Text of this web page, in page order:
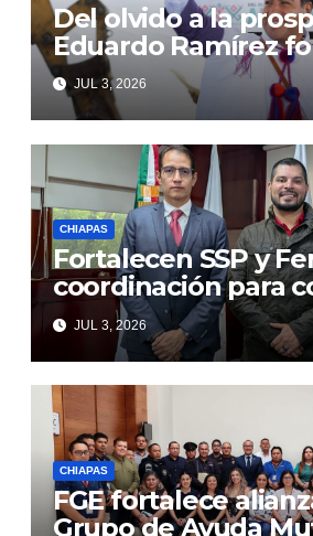
Del olvido a la
Eduardo Ramírez
transformación de
con inversión
JUL 3, 2026
CHIAPAS
Fortalecen SSP y
coordinación para
delincuencia
JUL 3, 2026
CHIAPAS
FGE fortalece
Grupo de Ayuda